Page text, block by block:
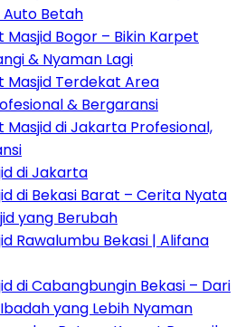
Betah
Bogor – Bikin Karpet
& Nyaman Lagi
Masjid Terdekat Area
& Bergaransi
Masjid di Jakarta Profesional,
di Jakarta
di Bekasi Barat – Cerita Nyata
yang Berubah
Rawalumbu Bekasi | Alifana
di Cabangbungin Bekasi – Dari
yang Lebih Nyaman